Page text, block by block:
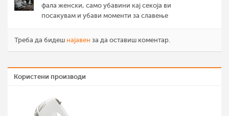
фала женски, само убавини кај секоја ви
посакувам и убави моменти за славење
Треба да бидеш најавен за да оставиш коментар.
Користени производи